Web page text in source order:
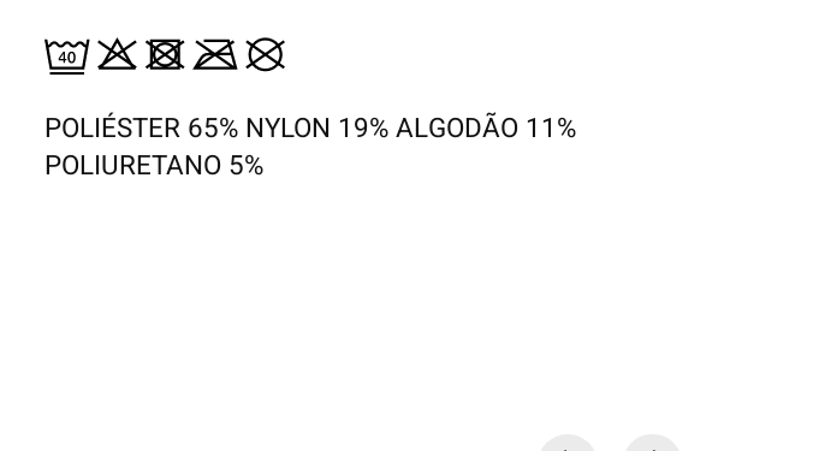
POLIÉSTER 65% NYLON 19% ALGODÃO 11%
POLIURETANO 5%